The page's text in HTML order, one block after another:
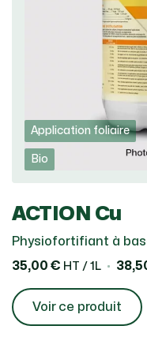
Application foliaire
Bio
ACTION Cu
Physiofortifiant à
35,00 € HT / 1L
Voir ce produit